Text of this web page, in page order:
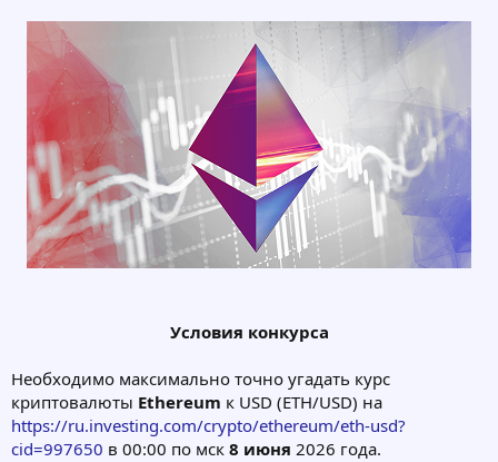
Условия конкурса
Необходимо максимально точно угадать курс
криптовалюты Ethereum к USD (ETH/USD) на
https://ru.investing.com/crypto/ethereum/eth-usd?
cid=997650 в 00:00 по мск 8 июня 2026 года.